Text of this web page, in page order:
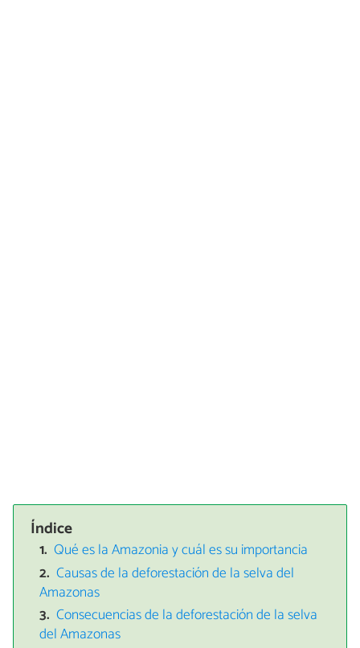
Índice
Qué es la Amazonia y cuál es su importancia
Causas de la deforestación de la selva del
Amazonas
Consecuencias de la deforestación de la selva
del Amazonas